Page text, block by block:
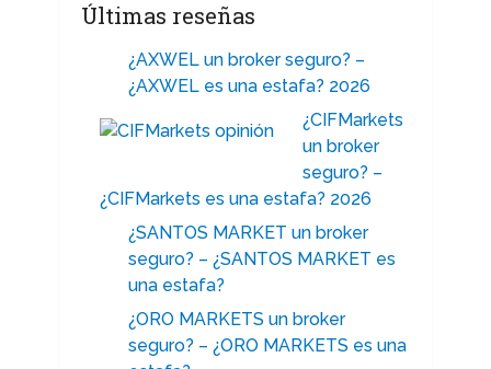
Últimas reseñas
¿AXWEL un broker seguro? –
¿AXWEL es una estafa? 2026
¿CIFMarkets
un broker
seguro? –
¿CIFMarkets es una estafa? 2026
¿SANTOS MARKET un broker
seguro? – ¿SANTOS MARKET es
una estafa?
¿ORO MARKETS un broker
seguro? – ¿ORO MARKETS es una